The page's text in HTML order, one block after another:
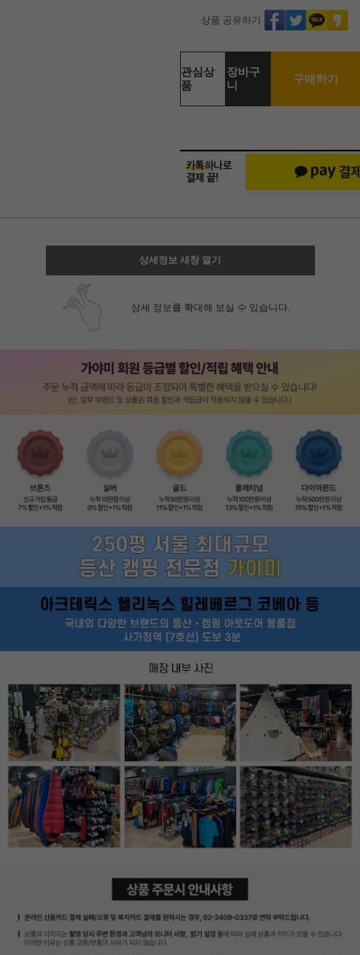
상품 공유하기
관심상
품
장바구
니
구매하기
상세정보 새창 열기
상세 정보를 확대해 보실 수 있습니다.